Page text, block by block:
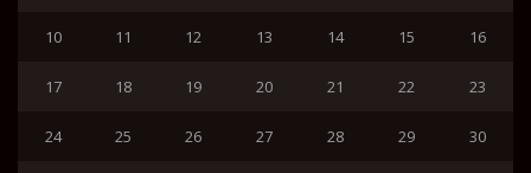
10 11 12 13 14 15 16
17 18 19 20 21 22 23
24 25 26 27 28 29 30